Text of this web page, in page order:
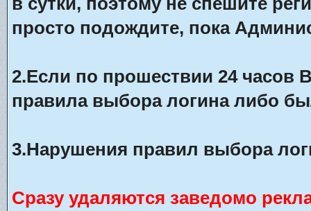
просто подождите, пока
2.Если по прошествии 24 часов
правила выбора логина либо
3.Нарушения правил выбора
Сразу удаляются заведомо